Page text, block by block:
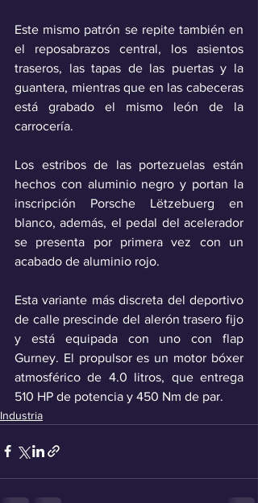
Este mismo patrón se repite también en
el reposabrazos central, los asientos
traseros, las tapas de las puertas y la
guantera, mientras que en las cabeceras
está grabado el mismo león de la
carrocería.
Los estribos de las portezuelas están
hechos con aluminio negro y portan la
inscripción Porsche Lëtzebuerg en
blanco, además, el pedal del acelerador
se presenta por primera vez con un
acabado de aluminio rojo.
Esta variante más discreta del deportivo
de calle prescinde del alerón trasero fijo
y está equipada con uno con flap
Gurney. El propulsor es un motor bóxer
atmosférico de 4.0 litros, que entrega
510 HP de potencia y 450 Nm de par.
Industria